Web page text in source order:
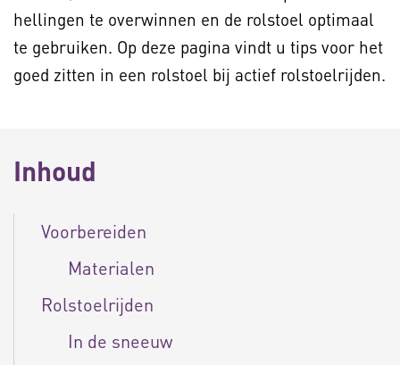
hellingen te overwinnen en de rolstoel optimaal
te gebruiken. Op deze pagina vindt u tips voor het
goed zitten in een rolstoel bij actief rolstoelrijden.
Inhoud
Voorbereiden
Materialen
Rolstoelrijden
In de sneeuw